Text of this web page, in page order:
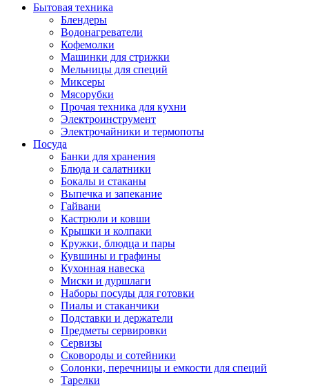
Бытовая техника
Блендеры
Водонагреватели
Кофемолки
Машинки для стрижки
Мельницы для специй
Миксеры
Мясорубки
Прочая техника для кухни
Электроинструмент
Электрочайники и термопоты
Посуда
Банки для хранения
Блюда и салатники
Бокалы и стаканы
Выпечка и запекание
Гайвани
Кастрюли и ковши
Крышки и колпаки
Кружки, блюдца и пары
Кувшины и графины
Кухонная навеска
Миски и дуршлаги
Наборы посуды для готовки
Пиалы и стаканчики
Подставки и держатели
Предметы сервировки
Сервизы
Сковороды и сотейники
Солонки, перечницы и емкости для специй
Тарелки